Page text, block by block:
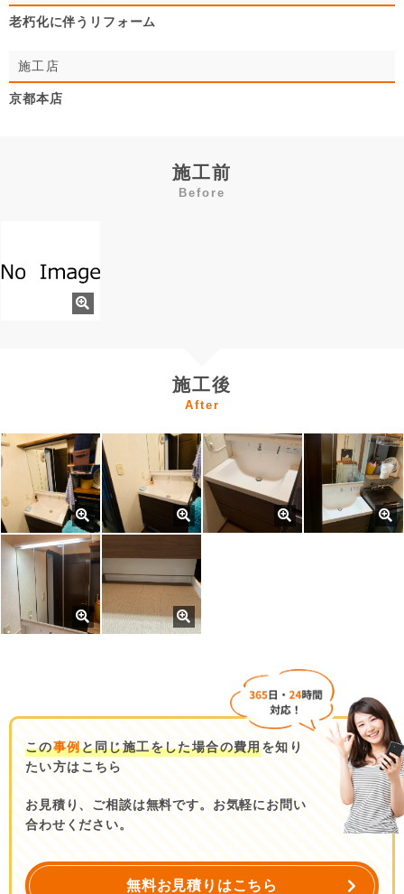
老朽化に伴うリフォーム
施工店
京都本店
施工前
Before
施工後
After
この事例と同じ施工をした場合の費用を知り
たい方はこちら
お見積り、ご相談は無料です。お気軽にお問い
合わせください。
無料お見積りはこちら